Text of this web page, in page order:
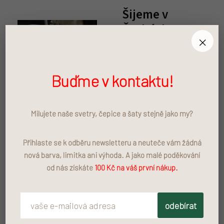
Šijeme v
Čechách
Šaty, mikiny, kalhoty,
Naše šikovná švadlena
je pro Vás šije precizně
Používáme
certifikové látky
Na látkách si dáváme
×
Buďme v kontaktu!
Milujete naše svetry, čepice a šaty stejně jako my?
Přihlaste se k odběru newsletteru a neuteče vám žádná
nová barva, limitka ani výhoda. A jako malé poděkování
od nás získáte100 Kč na váš první nákup.
odebírat